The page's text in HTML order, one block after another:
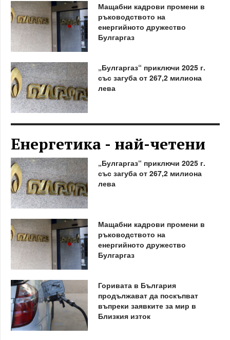
Мащабни кадрови промени в
ръководството на
енергийното дружество
Булгаргаз
„Булгаргаз“ приключи 2025 г.
със загуба от 267,2 милиона
лева
Енергетика - най-четени
„Булгаргаз“ приключи 2025 г.
със загуба от 267,2 милиона
лева
Мащабни кадрови промени в
ръководството на
енергийното дружество
Булгаргаз
Горивата в България
продължават да поскъпват
въпреки заявките за мир в
Близкия изток